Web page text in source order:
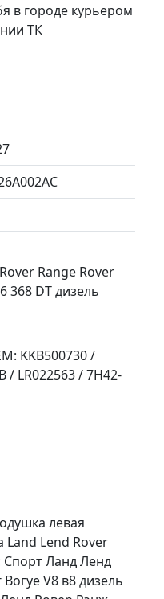
в городе курьером
ТК
Range Rover
368 DT дизель
KKB500730 /
/ LR022563 / 7H42-
левая
Land Lend Rover
Спорт Ланд Ленд
V8 в8 дизель